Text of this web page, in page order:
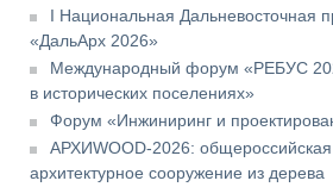
I Национальная Дальневосточная
«ДальАрх 2026»
Международный форум «РЕБУС
в исторических поселениях»
Форум «Инжиниринг и
АРХИWOOD-2026:
архитектурное сооружение из дерева